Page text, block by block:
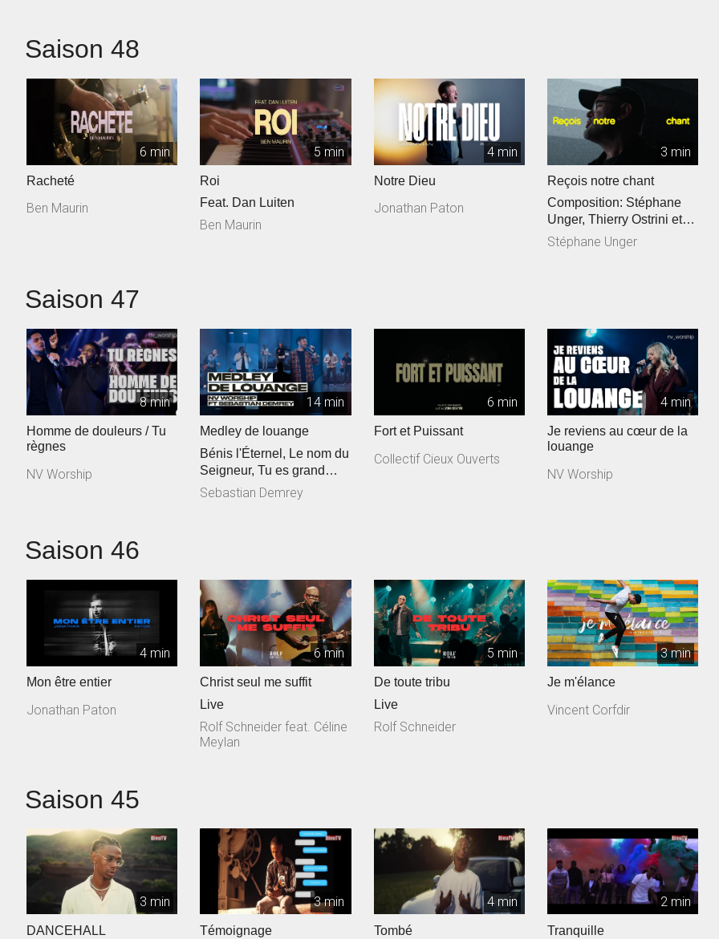
Saison 48
6 min
Racheté
Ben Maurin
5 min
Roi
Feat. Dan Luiten
Ben Maurin
4 min
Notre Dieu
Jonathan Paton
3 min
Reçois notre chant
Composition: Stéphane
Unger, Thierry Ostrini et
Siméon Freymond
Stéphane Unger
Saison 47
8 min
Homme de douleurs / Tu
règnes
NV Worship
14 min
Medley de louange
Bénis l'Éternel, Le nom du
Seigneur, Tu es grand
Seigneur
Sebastian Demrey
6 min
Fort et Puissant
Collectif Cieux Ouverts
4 min
Je reviens au cœur de la
louange
NV Worship
Saison 46
4 min
Mon être entier
Jonathan Paton
6 min
Christ seul me suffit
Live
Rolf Schneider feat. Céline
Meylan
5 min
De toute tribu
Live
Rolf Schneider
3 min
Je m'élance
Vincent Corfdir
Saison 45
3 min
DANCEHALL
3 min
Témoignage
4 min
Tombé
2 min
Tranquille